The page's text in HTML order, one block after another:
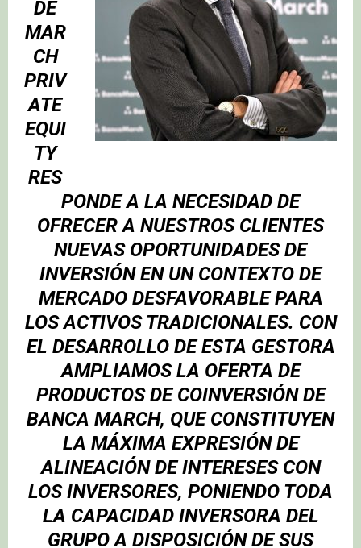
DE
MAR
CH
PRIV
ATE
EQUI
TY
RES
PONDE A LA NECESIDAD DE
OFRECER A NUESTROS CLIENTES
NUEVAS OPORTUNIDADES DE
INVERSIÓN EN UN CONTEXTO DE
MERCADO DESFAVORABLE PARA
LOS ACTIVOS TRADICIONALES. CON
EL DESARROLLO DE ESTA GESTORA
AMPLIAMOS LA OFERTA DE
PRODUCTOS DE COINVERSIÓN DE
BANCA MARCH, QUE CONSTITUYEN
LA MÁXIMA EXPRESIÓN DE
ALINEACIÓN DE INTERESES CON
LOS INVERSORES, PONIENDO TODA
LA CAPACIDAD INVERSORA DEL
GRUPO A DISPOSICIÓN DE SUS